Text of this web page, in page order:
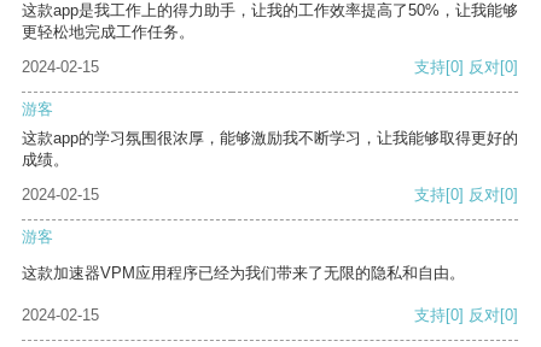
这款app是我工作上的得力助手，让我的工作效率提高了50%，让我能够
更轻松地完成工作任务。
2024-02-15
支持[0] 反对[0]
游客
这款app的学习氛围很浓厚，能够激励我不断学习，让我能够取得更好的
成绩。
2024-02-15
支持[0] 反对[0]
游客
这款加速器VPM应用程序已经为我们带来了无限的隐私和自由。
2024-02-15 支持[0] 反对[0]